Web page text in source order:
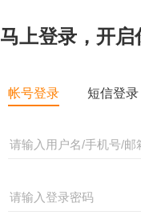
马上登录，开
帐号登录 短信登录